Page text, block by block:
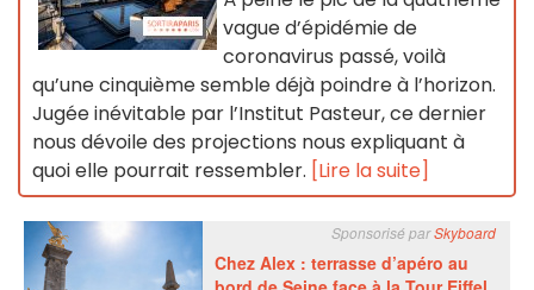
vague d’épidémie de
coronavirus passé, voilà
qu’une cinquième semble déjà poindre à l’horizon.
Jugée inévitable par l’Institut Pasteur, ce dernier
nous dévoile des projections nous expliquant à
quoi elle pourrait ressembler. [Lire la suite]